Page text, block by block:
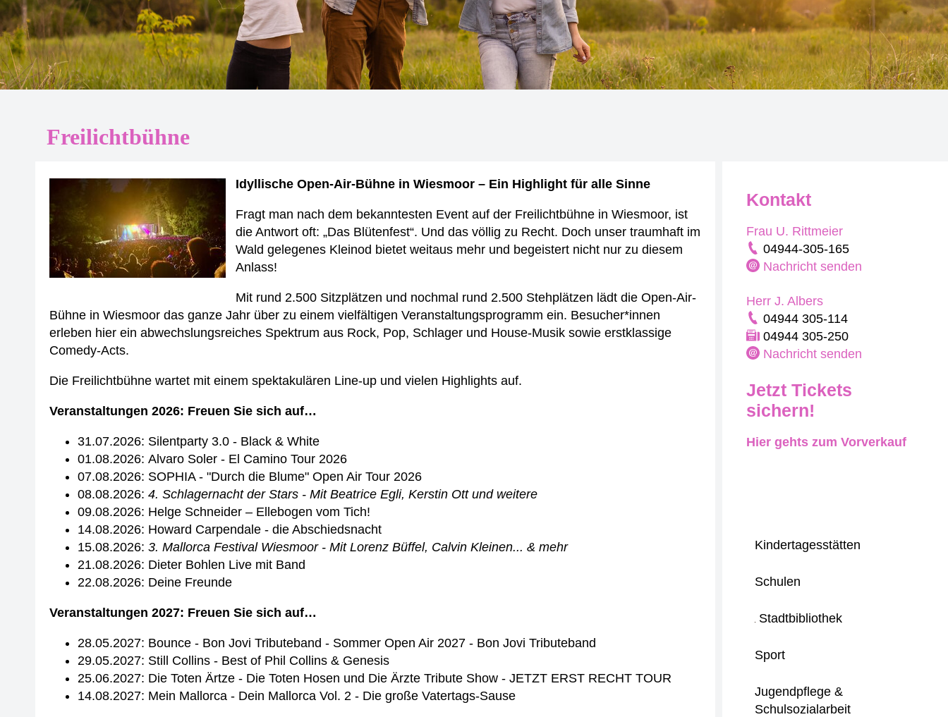
Freilichtbühne
Idyllische Open-Air-Bühne in Wiesmoor – Ein Highlight für alle Sinne
Fragt man nach dem bekanntesten Event auf der Freilichtbühne in Wiesmoor, ist
die Antwort oft: „Das Blütenfest“. Und das völlig zu Recht. Doch unser traumhaft im
Wald gelegenes Kleinod bietet weitaus mehr und begeistert nicht nur zu diesem
Anlass!
Mit rund 2.500 Sitzplätzen und nochmal rund 2.500 Stehplätzen lädt die Open-Air-
Bühne in Wiesmoor das ganze Jahr über zu einem vielfältigen Veranstaltungsprogramm ein. Besucher*innen
erleben hier ein abwechslungsreiches Spektrum aus Rock, Pop, Schlager und House-Musik sowie erstklassige
Comedy-Acts.
Die Freilichtbühne wartet mit einem spektakulären Line-up und vielen Highlights auf.
Veranstaltungen 2026: Freuen Sie sich auf…
31.07.2026: Silentparty 3.0 - Black & White
01.08.2026: Alvaro Soler - El Camino Tour 2026
07.08.2026: SOPHIA - "Durch die Blume" Open Air Tour 2026
08.08.2026: 4. Schlagernacht der Stars - Mit Beatrice Egli, Kerstin Ott und weitere
09.08.2026: Helge Schneider – Ellebogen vom Tich!
14.08.2026: Howard Carpendale - die Abschiedsnacht
15.08.2026: 3. Mallorca Festival Wiesmoor - Mit Lorenz Büffel, Calvin Kleinen... & mehr
21.08.2026: Dieter Bohlen Live mit Band
22.08.2026: Deine Freunde
Veranstaltungen 2027: Freuen Sie sich auf…
28.05.2027: Bounce - Bon Jovi Tributeband - Sommer Open Air 2027 - Bon Jovi Tributeband
29.05.2027: Still Collins - Best of Phil Collins & Genesis
25.06.2027: Die Toten Ärtze - Die Toten Hosen und Die Ärzte Tribute Show - JETZT ERST RECHT TOUR
14.08.2027: Mein Mallorca - Dein Mallorca Vol. 2 - Die große Vatertags-Sause
Kindertagesstätten
Schulen
Stadtbibliothek
Sport
Jugendpflege &
Schulsozialarbeit
Kontakt
Frau U. Rittmeier
04944-305-165
Nachricht senden
Herr J. Albers
04944 305-114
04944 305-250
Nachricht senden
Jetzt Tickets
sichern!
Hier gehts zum Vorverkauf